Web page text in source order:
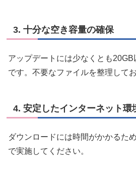
3. 十分な空き容量の確保
アップデートには少なくとも
です。不要なファイルを整理して
4. 安定したインターネット環
ダウンロードには時間がかかるた
で実施してください。